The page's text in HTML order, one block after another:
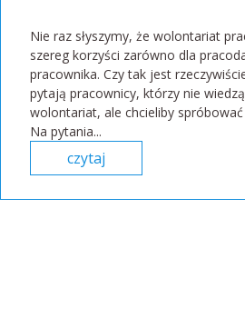
Nie raz słyszymy, że wolontariat
szereg korzyści zarówno dla
pracownika. Czy tak jest
pytają pracownicy, którzy nie
wolontariat, ale chcieliby spróbować
Na pytania...
czytaj